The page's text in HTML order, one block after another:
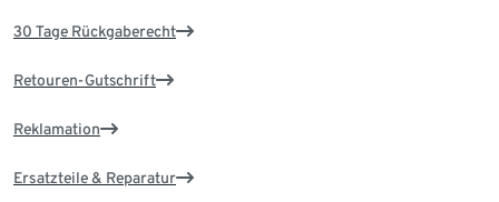
30 Tage Rückgaberecht
Retouren-Gutschrift
Reklamation
Ersatzteile & Reparatur